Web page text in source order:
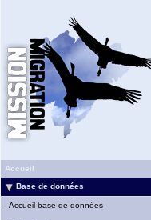
Accueil
Base de données
- Accueil base de données